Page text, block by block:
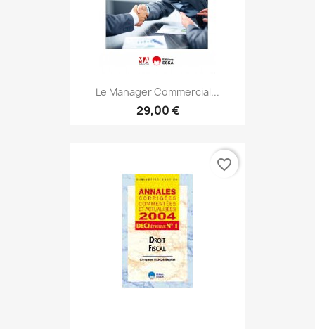
Le Manager Commercial...
29,00 €
favorite_border